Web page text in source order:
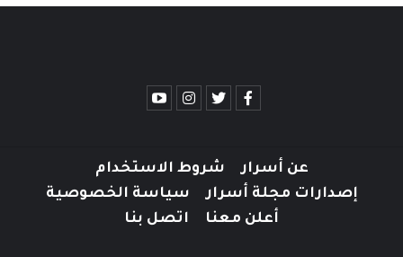
عن أسرار
شروط الاستخدام
إصدارات مجلة أسرار
سياسة الخصوصية
أعلن معنا
اتصل بنا